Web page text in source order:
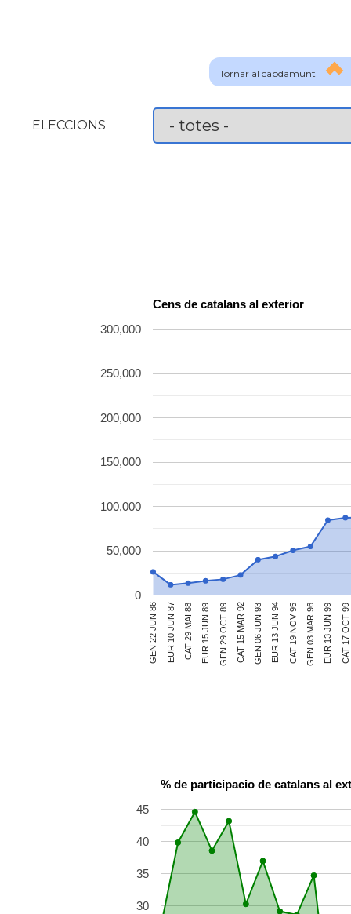
Tornar al capdamunt
ELECCIONS
Cens de catalans al exterior
GEN 22 JUN 86EUR 10 JUN 87CAT 29 MAI 88EUR 15 JUN 89GEN 29 OCT 89CAT 15 MAR 92GEN 06 JUN 93EUR 13 JUN 94CAT 19 NOV 95GEN 03 MAR 96EUR 13 JUN 99CAT 17 OCT 99
0
50,000
100,000
150,000
200,000
250,000
300,000
% de participacio de catalans al
30
35
40
45